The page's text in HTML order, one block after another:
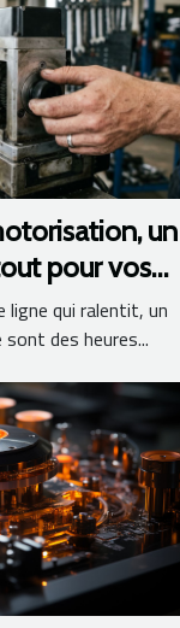
un
pour vos
ligne qui ralentit, un
des heures...